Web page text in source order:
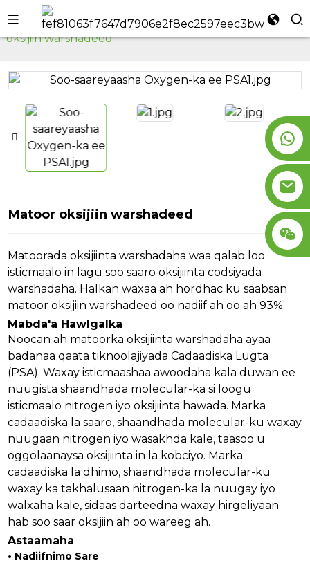
Bogga Hore Matoorka Ogsajiinta
Matoor
oksijiin warshadeed
Matoor oksijiin warshadeed
Matoorada oksijiinta warshadaha waa qalab loo
isticmaalo in lagu soo saaro oksijiinta codsiyada
warshadaha. Halkan waxaa ah hordhac ku saabsan
matoor oksijiin warshadeed oo nadiif ah oo ah 93%.
Mabda'a Hawlgalka
Noocan ah matoorka oksijiinta warshadaha ayaa
badanaa qaata tiknoolajiyada Cadaadiska Lugta
(PSA). Waxay isticmaashaa awoodaha kala duwan ee
nuugista shaandhada molecular-ka si loogu
isticmaalo nitrogen iyo oksijiinta hawada. Marka
cadaadiska la saaro, shaandhada molecular-ku waxay
nuugaan nitrogen iyo wasakhda kale, taasoo u
oggolaanaysa oksijiinta in la kobciyo. Marka
cadaadiska la dhimo, shaandhada molecular-ku
waxay ka takhalusaan nitrogen-ka la nuugay iyo
walxaha kale, sidaas darteedna waxay hirgeliyaan
hab soo saar oksijiin ah oo wareeg ah.
Astaamaha
• Nadiifnimo Sare